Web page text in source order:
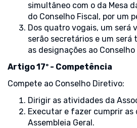
simultâneo com o da Mesa
do Conselho Fiscal, por um
Dos quatro vogais, um será
serão secretários e um será
as designações ao
Artigo 17º - Competência
Compete ao Conselho Diretivo:
Dirigir as atividades da
Executar e fazer cumprir as
Assembleia Geral.